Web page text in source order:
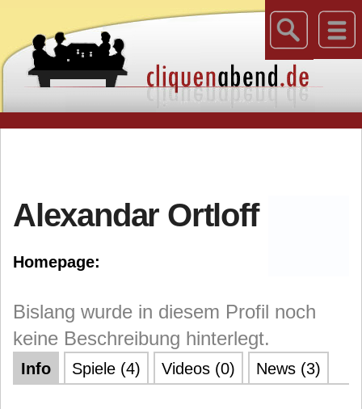
Alexandar Ortloff
Homepage:
Bislang wurde in diesem Profil noch
keine Beschreibung hinterlegt.
Info Spiele (4) Videos (0) News (3)